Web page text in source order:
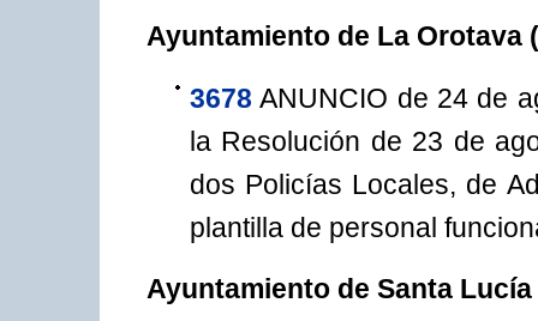
Ayuntamiento de La Orotava
3678 ANUNCIO de 24 de
la Resolución de 23 de
dos Policías Locales, de
plantilla de personal
Ayuntamiento de Santa